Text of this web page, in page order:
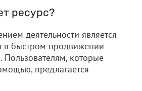
ресурс?
деятельности является
быстром продвижении
Пользователям, которые
предлагается